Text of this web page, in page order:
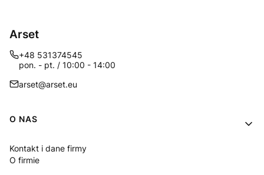
Arset
+48 531374545
pon. - pt. / 10:00 - 14:00
arset@arset.eu
Linki w stopce
O NAS
Kontakt i dane firmy
O firmie